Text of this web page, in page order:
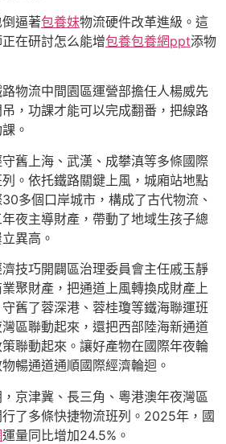
逼著包養妹物流硬件改革進級。這
在研討怎么能增包養包養網ppt添物
物流中間園區運營部擔任人楊威先
，功課才能可以完成翻番，把線路
。
舊上海、武漢、成攀滇等多條國際
。依托鐵路關鍵上風，城廂站地點
多個口岸城市，構成了古代物流、
夜主導財產，帶動了地域生孩子總
異高。
技巧開闢區治理委員會主任戚玉靜
聚財產，把通道上風轉換成財產上
舊了蓉深港、蓉桂瓊等鐵海聯運班
區聯動起來，還把西部陸海新通道
聯動起來。讓好產物在國際年夜輪
暢通道通順國際經濟輪迴。
京津冀、長三角、粵港澳年夜灣區
了多條快捷物流班列。2025年，國
運量同比增加24.5%。